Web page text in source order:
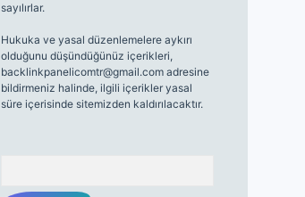
sayılırlar.
Hukuka ve yasal düzenlemelere aykırı
olduğunu düşündüğünüz içerikleri,
backlinkpanelicomtr@gmail.comadresine
bildirmeniz halinde, ilgili içerikler yasal
süre içerisinde sitemizden kaldırılacaktır.